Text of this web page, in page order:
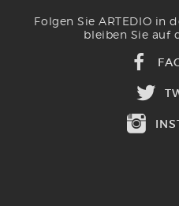
Folgen Sie ARTEDIO in
bleiben Sie auf